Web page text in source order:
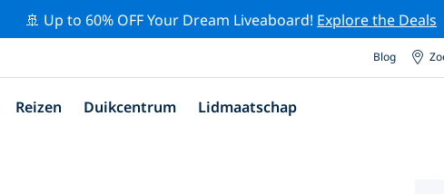
🚢 Up to 60% OFF Your Dream Liveaboard! Explore the Deals
Blog
Reizen Duikcentrum Lidmaatschap